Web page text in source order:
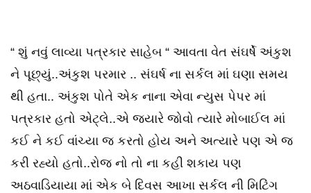
“ શું નવું લાવ્યા પત્રકાર સાહેબ “ આવતા વેત સંઘર્ષે અંકુશ
ને પૂછ્યું..અંકુશ પરમાર .. સંઘર્ષ ના સર્કલ માં ઘણા સમય
થી હતા.. અંકુશ પોતે એક નાના એવા ન્યુસ પેપર માં
પત્રકાર હતો એટ્લે..એ જ્યારે જોવો ત્યારે મોબાઈલ માં
કઈ ને કઈ વાંચ્યા જ કરતો હોય અને અત્યારે પણ એ જ
કરી રહ્યો હતો..રોજ નો તો ના કહી શકાય પણ
અઠવાડિયાયા માં એક બે દિવસ આખા સર્કલ ની મિટિંગ